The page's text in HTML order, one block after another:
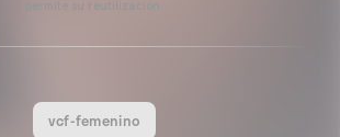
permite su reutilización.
vcf-femenino